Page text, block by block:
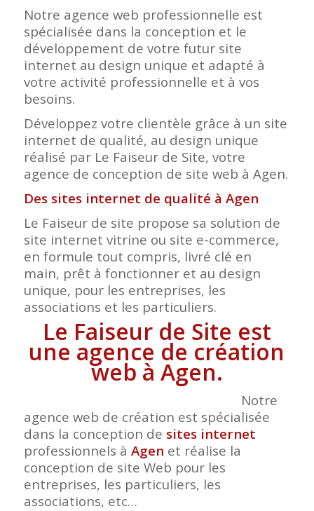
Notre agence web professionnelle est
spécialisée dans la conception et le
développement de votre futur site
internet au design unique et adapté à
votre activité professionnelle et à vos
besoins.
Développez votre clientèle grâce à un site
internet de qualité, au design unique
réalisé par Le Faiseur de Site, votre
agence de conception de site web à Agen.
Des sites internet de qualité à Agen
Le Faiseur de site propose sa solution de
site internet vitrine ou site e-commerce,
en formule tout compris, livré clé en
main, prêt à fonctionner et au design
unique, pour les entreprises, les
associations et les particuliers.
Le Faiseur de Site est
une agence de création
web à Agen.
Notre
agence web de création est spécialisée
dans la conception de sites internet
professionnels à Agen et réalise la
conception de site Web pour les
entreprises, les particuliers, les
associations, etc…